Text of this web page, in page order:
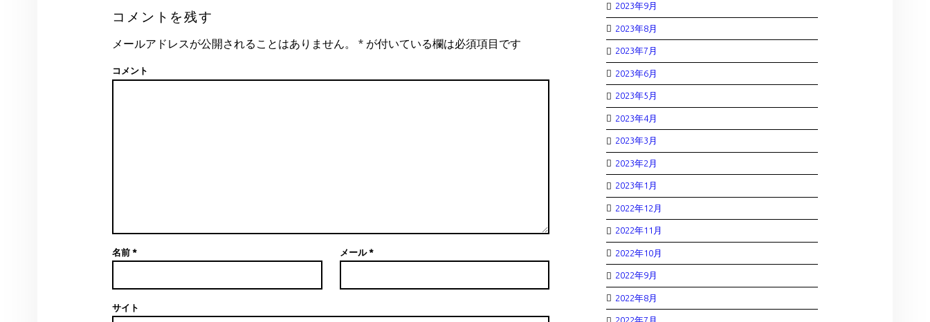
コメントを残す
メールアドレスが公開されることはありません。 * が付いている欄は必須項目です
コメント
名前 * メール*
サイト
2023年9月
2023年8月
2023年7月
2023年6月
2023年5月
2023年4月
2023年3月
2023年2月
2023年1月
2022年12月
2022年11月
2022年10月
2022年9月
2022年8月
2022年7月